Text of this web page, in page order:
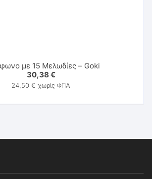
με 15 Μελωδίες – Goki
30,38 €
24,50€ χωρίς ΦΠΑ